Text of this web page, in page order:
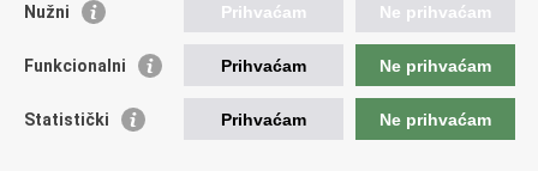
Važne poveznice
Vlada RH
Muzej hrvatskog vatrogastva
Nužni Prihvaćam Ne prihvaćam
Funkcionalni Prihvaćam Ne prihvaćam
Statistički Prihvaćam Ne prihvaćam